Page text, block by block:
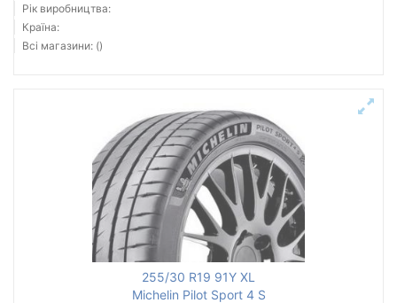
Рік виробництва:
Країна:
Всі магазини: ()
255/30 R19 91Y XL
Michelin Pilot Sport 4 S